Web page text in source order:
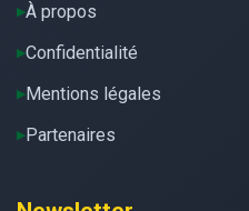
À propos
Confidentialité
Mentions légales
Partenaires